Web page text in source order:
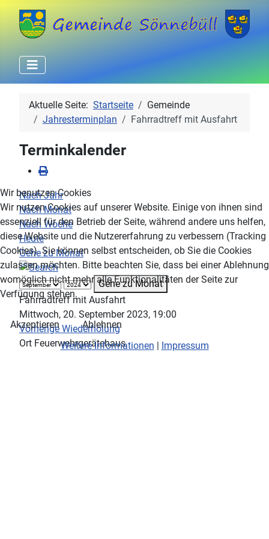
Aktuelle Seite: Startseite
Gemeinde
Jahresterminplan
Fahrradtreff mit Ausfahrt
Terminkalender
Nach Jahr
Nach Monat
Nach Woche
Heute
Gehe zu Monat
Gehe zu Monat
Fahrradtreff mit Ausfahrt
Mittwoch, 20. September 2023, 19:00
Vorherige Wiederholung
Ort Feuerwehrgerätehaus
Wir benutzen Cookies
Wir nutzen Cookies auf unserer Website. Einige von ihnen sind
essenziell für den Betrieb der Seite, während andere uns helfen,
diese Website und die Nutzererfahrung zu verbessern (Tracking
Cookies). Sie können selbst entscheiden, ob Sie die Cookies
zulassen möchten. Bitte beachten Sie, dass bei einer Ablehnung
womöglich nicht mehr alle Funktionalitäten der Seite zur
Verfügung stehen.
Akzeptieren
Ablehnen
Weitere Informationen | Impressum